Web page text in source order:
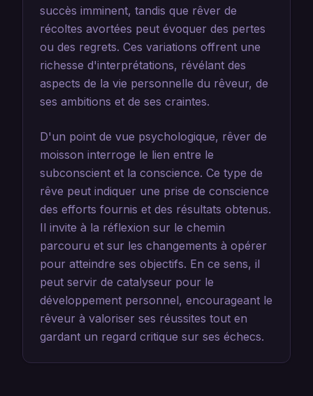
succès imminent, tandis que rêver de
récoltes avortées peut évoquer des pertes
ou des regrets. Ces variations offrent une
richesse d'interprétations, révélant des
aspects de la vie personnelle du rêveur, de
ses ambitions et de ses craintes.
D'un point de vue psychologique, rêver de
moisson interroge le lien entre le
subconscient et la conscience. Ce type de
rêve peut indiquer une prise de conscience
des efforts fournis et des résultats obtenus.
Il invite à la réflexion sur le chemin
parcouru et sur les changements à opérer
pour atteindre ses objectifs. En ce sens, il
peut servir de catalyseur pour le
développement personnel, encourageant le
rêveur à valoriser ses réussites tout en
gardant un regard critique sur ses échecs.